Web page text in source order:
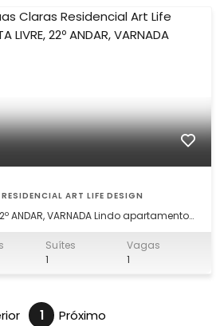
ÁGUAS CLARAS , RESIDENCIAL ART LIFE DESIGN
VARNADA Lindo apartamento
lazer completa com tudo que um bom
composto por; Sala
Suítes
1
Vagas
1
1 Próximo